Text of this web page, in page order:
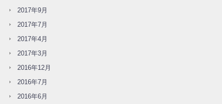
2017年9月
2017年7月
2017年4月
2017年3月
2016年12月
2016年7月
2016年6月